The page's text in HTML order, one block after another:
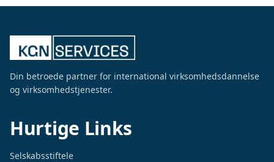
Din betroede partner for international virksomhedsdannelse
og virksomhedstjenester.
Hurtige Links
Selskabsstiftele